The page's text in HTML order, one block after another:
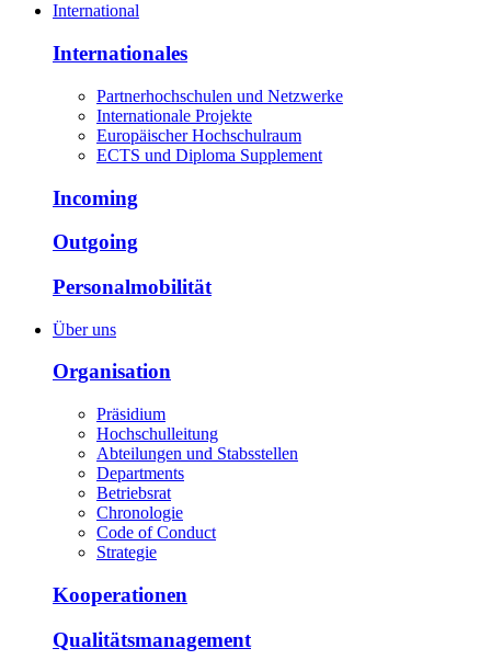
International
Internationales
Partnerhochschulen und Netzwerke
Internationale Projekte
Europäischer Hochschulraum
ECTS und Diploma Supplement
Incoming
Outgoing
Personalmobilität
Über uns
Organisation
Präsidium
Hochschulleitung
Abteilungen und Stabsstellen
Departments
Betriebsrat
Chronologie
Code of Conduct
Strategie
Kooperationen
Qualitätsmanagement